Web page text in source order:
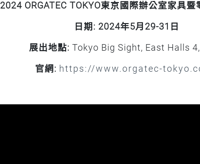
2024 ORGATEC TOKYO東京國際辦公室家具暨
日期: 2024年5月29-31日
展出地點: Tokyo Big Sight, East Halls
官網 : https://www.orgatec-